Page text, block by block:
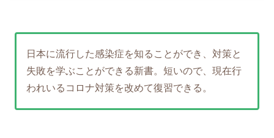
日本に流行した感染症を知ることができ、対策と
失敗を学ぶことができる新書。短いので、現在行
われいるコロナ対策を改めて復習できる。